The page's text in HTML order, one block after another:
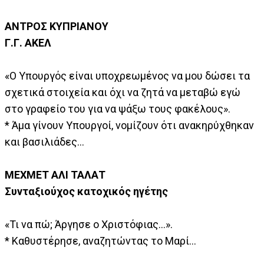
ΑΝΤΡΟΣ ΚΥΠΡΙΑΝΟΥ
Γ.Γ. ΑΚΕΛ
«Ο Υπουργός είναι υποχρεωμένος να μου δώσει τα
σχετικά στοιχεία και όχι να ζητά να μεταβώ εγώ
στο γραφείο του για να ψάξω τους φακέλους».
* Άμα γίνουν Υπουργοί, νομίζουν ότι ανακηρύχθηκαν
και βασιλιάδες...
ΜΕΧΜΕΤ ΑΛΙ ΤΑΛΑΤ
Συνταξιούχος κατοχικός ηγέτης
«Τι να πώ; Άργησε ο Χριστόφιας...».
* Καθυστέρησε, αναζητώντας το Μαρί...